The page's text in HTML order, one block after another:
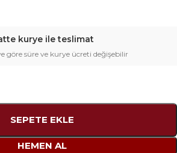
kurye ile teslimat
göre süre ve kurye ücreti değişebilir
SEPETE EKLE
HEMEN AL